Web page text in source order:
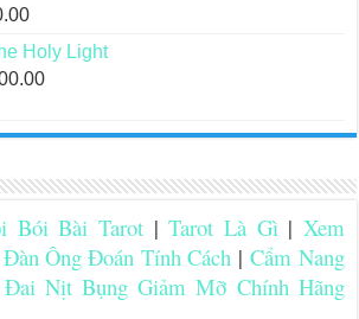
Holy Light
Bói Bài Tarot |Tarot Là Gì| Xem
Ông Đoán Tính Cách |Cẩm Nang
Đai Nịt Bụng Giảm Mỡ Chính Hãng